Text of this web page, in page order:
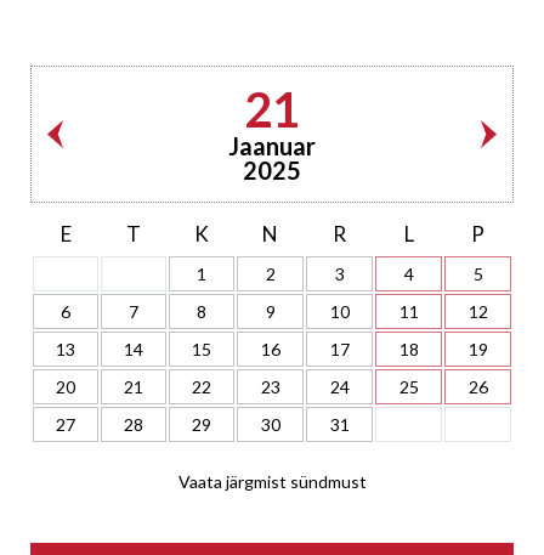
21
Jaanuar
2025
E T K N R L P
1 2 3 4
5
6
7 8 9 10 11
12
13
14 15 16 17 18
19
20
21 22 23 24 25
26
27
28 29 30 31
Vaata järgmist sündmust